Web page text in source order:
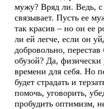
мужу? Вряд ли. Ведь, с
связывает. Пусть ее
так красив – но он ее
ли ей легче, если он
добровольно,
обузой? Да,
времени для себя. Но
будет страдать и
помочь, уговорить,
пробудить оптимизм,